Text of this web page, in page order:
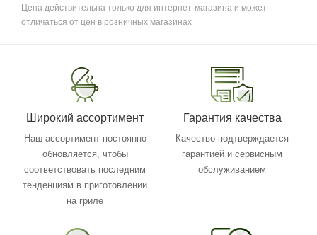
Цена действительна только для интернет-магазина и может
отличаться от цен в розничных магазинах
Широкий ассортимент
Наш ассортимент постоянно
обновляется, чтобы
соответствовать последним
тенденциям в приготовлении
на гриле
Гарантия качества
Качество подтверждается
гарантией и сервисным
обслуживанием